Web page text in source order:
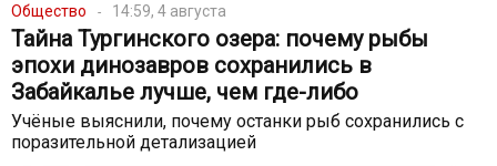
Общество 14:59, 4 августа
Тайна Тургинского озера: почему рыбы
эпохи динозавров сохранились в
Забайкалье лучше, чем где-либо
Учёные выяснили, почему останки рыб сохранились с
поразительной детализацией